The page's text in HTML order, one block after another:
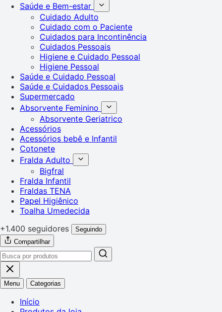
Saúde e Bem-estar
Cuidado Adulto
Cuidado com o Paciente
Cuidados para Incontinência
Cuidados Pessoais
Higiene e Cuidado Pessoal
Higiene Pessoal
Saúde e Cuidado Pessoal
Saúde e Cuidados Pessoais
Supermercado
Absorvente Feminino
Absorvente Geriatrico
Acessórios
Acessórios bebê e Infantil
Cotonete
Fralda Adulto
Bigfral
Fralda Infantil
Fraldas TENA
Papel Higiênico
Toalha Umedecida
+1.400 seguidores
Seguindo
Compartilhar
Menu Categorias
Início